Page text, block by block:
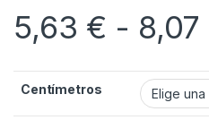
5,63 € - 8,07
Centímetros